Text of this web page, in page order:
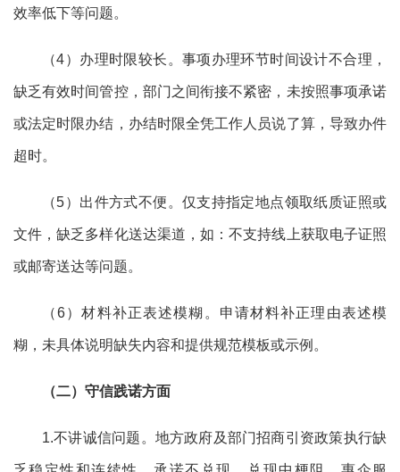
效率低下等问题。
（4）办理时限较长。事项办理环节时间设计不合理，
缺乏有效时间管控，部门之间衔接不紧密，未按照事项承诺
或法定时限办结，办结时限全凭工作人员说了算，导致办件
超时。
（5）出件方式不便。仅支持指定地点领取纸质证照或
文件，缺乏多样化送达渠道，如：不支持线上获取电子证照
或邮寄送达等问题。
（6）材料补正表述模糊。申请材料补正理由表述模
糊，未具体说明缺失内容和提供规范模板或示例。
（二）守信践诺方面
1.不讲诚信问题。地方政府及部门招商引资政策执行缺